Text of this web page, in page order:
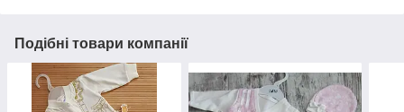
Подібні товари компанії